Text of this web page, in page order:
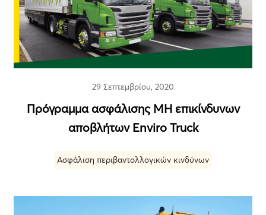
29 Σεπτεμβρίου, 2020
Πρόγραμμα ασφάλισης ΜΗ επικίνδυνων
αποβλήτων Enviro Truck
Ασφάλιση περιβαντολλογικών κινδύνων